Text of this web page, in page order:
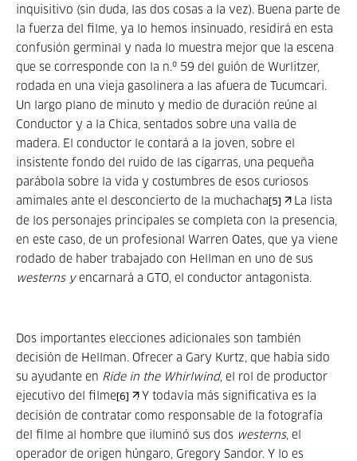
inquisitivo (sin duda, las dos cosas a la vez). Buena parte de
la fuerza del filme, ya lo hemos insinuado, residirá en esta
confusión germinal y nada lo muestra mejor que la escena
que se corresponde con la n.º 59 del guión de Wurlitzer,
rodada en una vieja gasolinera a las afuera de Tucumcari.
Un largo plano de minuto y medio de duración reúne al
Conductor y a la Chica, sentados sobre una valla de
madera. El conductor le contará a la joven, sobre el
insistente fondo del ruido de las cigarras, una pequeña
parábola sobre la vida y costumbres de esos curiosos
amimales ante el desconcierto de la muchacha [5]
. La lista
de los personajes principales se completa con la presencia,
en este caso, de un profesional Warren Oates, que ya viene
rodado de haber trabajado con Hellman en uno de sus
westerns y encarnará a GTO, el conductor antagonista.
Dos importantes elecciones adicionales son también
decisión de Hellman. Ofrecer a Gary Kurtz, que había sido
su ayudante en Ride in the Whirlwind, el rol de productor
ejecutivo del filme [6]
. Y todavía más significativa es la
decisión de contratar como responsable de la fotografía
del filme al hombre que iluminó sus dos westerns, el
operador de origen húngaro, Gregory Sandor. Y lo es